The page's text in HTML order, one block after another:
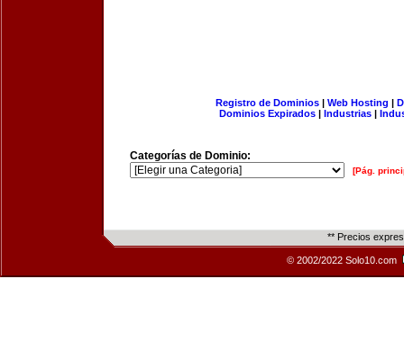
Registro de Dominios| Web Hosting |
Dominios Expirados | Industrias |
Categorías de Dominio:
[Pág.
** Precios
© 2002/2022 Solo10.com